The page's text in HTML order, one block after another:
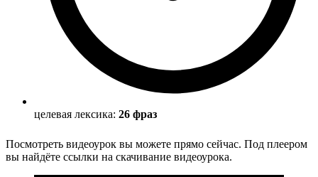
целевая лексика: 26 фраз
Посмотреть видеоурок вы можете прямо сейчас. Под плеером
вы найдёте ссылки на скачивание видеоурока.